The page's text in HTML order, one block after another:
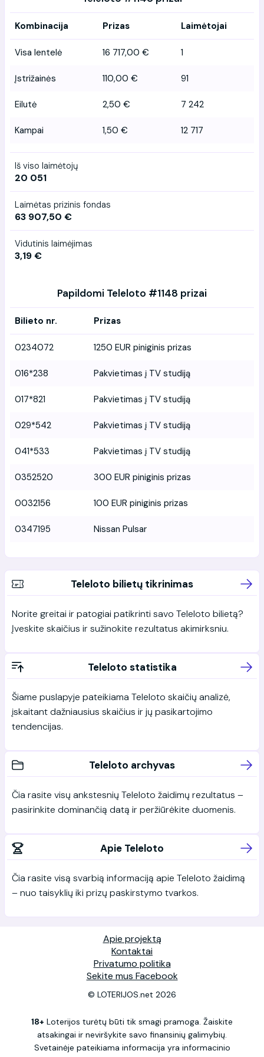
Kombinacija Prizas Laimėtojai
Visa lentelė 16 717,00 € 1
Įstrižainės 110,00 € 91
Eilutė 2,50 € 7 242
Kampai 1,50 € 12 717
Iš viso laimėtojų
20 051
Laimėtas prizinis fondas
63 907,50 €
Vidutinis laimėjimas
3,19 €
Papildomi Teleloto #1148 prizai
Bilieto nr. Prizas
0234072 1250 EUR piniginis prizas
016*238 Pakvietimas į TV studiją
017*821 Pakvietimas į TV studiją
029*542 Pakvietimas į TV studiją
041*533 Pakvietimas į TV studiją
0352520 300 EUR piniginis prizas
0032156 100 EUR piniginis prizas
0347195 Nissan Pulsar
Teleloto bilietų tikrinimas
Norite greitai ir patogiai patikrinti savo Teleloto bilietą?
Įveskite skaičius ir sužinokite rezultatus akimirksniu.
Teleloto statistika
Šiame puslapyje pateikiama Teleloto skaičių analizė,
įskaitant dažniausius skaičius ir jų pasikartojimo
tendencijas.
Teleloto archyvas
Čia rasite visų ankstesnių Teleloto žaidimų rezultatus –
pasirinkite dominančią datą ir peržiūrėkite duomenis.
Apie Teleloto
Čia rasite visą svarbią informaciją apie Teleloto žaidimą
– nuo taisyklių iki prizų paskirstymo tvarkos.
Apie projektą
Kontaktai
Privatumo politika
Sekite mus Facebook
© LOTERIJOS.net 2026
18+ Loterijos turėtų būti tik smagi pramoga. Žaiskite
atsakingai ir neviršykite savo finansinių galimybių.
Svetainėje pateikiama informacija yra informacinio